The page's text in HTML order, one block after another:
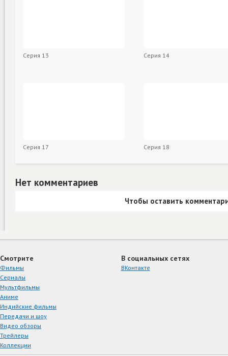
Серия 13 Серия 14
Серия 17 Серия 18
Нет комментариев
Чтобы оставить
Смотрите
Фильмы
Сериалы
Мультфильмы
Аниме
Индийские фильмы
Передачи и шоу
Видео обзоры
Трейлеры
Коллекции
В социальных сетях
ВКонтакте